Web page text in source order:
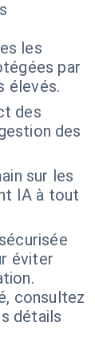
les
par
élevés.
des
des
sur les
IA à tout
éviter
consultez
détails